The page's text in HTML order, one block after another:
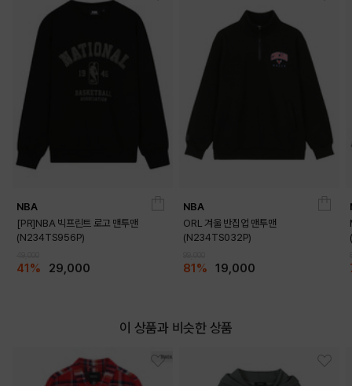
PRODUCT VIEW
NBA
[PR]NBA 빅프린트 로고 맨투맨
(N234TS956P)
41% 29,000
NBA
ORL 겨울 반집업 맨투맨
(N234TS032P)
81% 19,000
이 상품과 비슷한 상품